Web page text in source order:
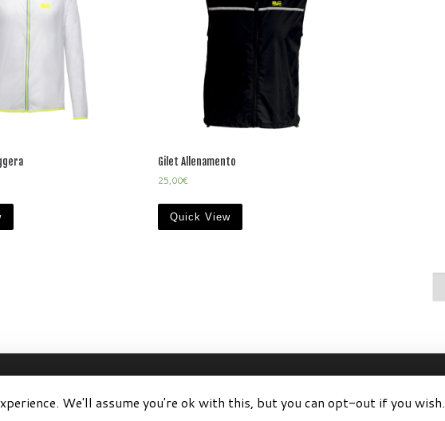
Gilet Allenamento
25,00€
Quick View
Tutti i diritti riservati
We'll assume you're ok with this, but you can opt-out if you wish.